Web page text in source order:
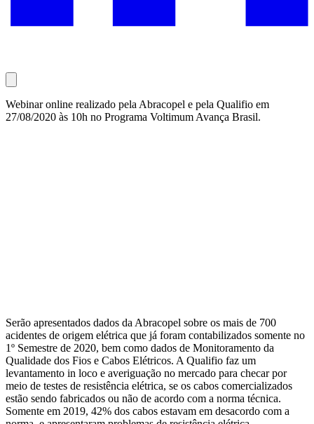
Webinar online realizado pela Abracopel e pela Qualifio em
27/08/2020 às 10h no Programa Voltimum Avança Brasil.
Serão apresentados dados da Abracopel sobre os mais de 700
acidentes de origem elétrica que já foram contabilizados somente no
1º Semestre de 2020, bem como dados de Monitoramento da
Qualidade dos Fios e Cabos Elétricos. A Qualifio faz um
levantamento in loco e averiguação no mercado para checar por
meio de testes de resistência elétrica, se os cabos comercializados
estão sendo fabricados ou não de acordo com a norma técnica.
Somente em 2019, 42% dos cabos estavam em desacordo com a